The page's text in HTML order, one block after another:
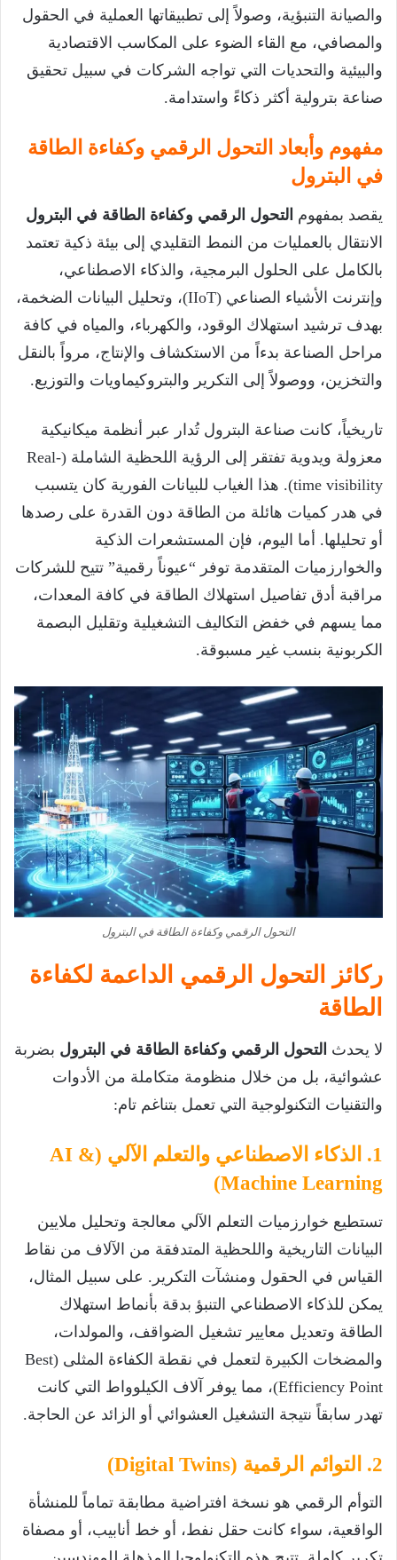
والصيانة التنبؤية، وصولاً إلى تطبيقاتها العملية في الحقول
والمصافي، مع القاء الضوء على المكاسب الاقتصادية
والبيئية والتحديات التي تواجه الشركات في سبيل تحقيق
صناعة بترولية أكثر ذكاءً واستدامة.
مفهوم وأبعاد التحول الرقمي وكفاءة الطاقة
في البترول
يقصد بمفهوم التحول الرقمي وكفاءة الطاقة في البترول
الانتقال بالعمليات من النمط التقليدي إلى بيئة ذكية تعتمد
بالكامل على الحلول البرمجية، والذكاء الاصطناعي،
وإنترنت الأشياء الصناعي (IIoT)، وتحليل البيانات الضخمة،
بهدف ترشيد استهلاك الوقود، والكهرباء، والمياه في كافة
مراحل الصناعة بدءاً من الاستكشاف والإنتاج، مرواً بالنقل
والتخزين، ووصولاً إلى التكرير والبتروكيماويات والتوزيع.
تاريخياً، كانت صناعة البترول تُدار عبر أنظمة ميكانيكية
معزولة ويدوية تفتقر إلى الرؤية اللحظية الشاملة (Real-
time visibility). هذا الغياب للبيانات الفورية كان يتسبب
في هدر كميات هائلة من الطاقة دون القدرة على رصدها
أو تحليلها. أما اليوم، فإن المستشعرات الذكية
والخوارزميات المتقدمة توفر “عيوناً رقمية” تتيح للشركات
مراقبة أدق تفاصيل استهلاك الطاقة في كافة المعدات،
مما يسهم في خفض التكاليف التشغيلية وتقليل البصمة
الكربونية بنسب غير مسبوقة.
التحول الرقمي وكفاءة الطاقة في البترول
ركائز التحول الرقمي الداعمة لكفاءة
الطاقة
لا يحدث التحول الرقمي وكفاءة الطاقة في البترول بضربة
عشوائية، بل من خلال منظومة متكاملة من الأدوات
والتقنيات التكنولوجية التي تعمل بتناغم تام:
1. الذكاء الاصطناعي والتعلم الآلي (AI &
Machine Learning)
تستطيع خوارزميات التعلم الآلي معالجة وتحليل ملايين
البيانات التاريخية واللحظية المتدفقة من الآلاف من نقاط
القياس في الحقول ومنشآت التكرير. على سبيل المثال،
يمكن للذكاء الاصطناعي التنبؤ بدقة بأنماط استهلاك
الطاقة وتعديل معايير تشغيل الضواقف، والمولدات،
والمضخات الكبيرة لتعمل في نقطة الكفاءة المثلى (Best
Efficiency Point)، مما يوفر آلاف الكيلوواط التي كانت
تهدر سابقاً نتيجة التشغيل العشوائي أو الزائد عن الحاجة.
2. التوائم الرقمية (Digital Twins)
التوأم الرقمي هو نسخة افتراضية مطابقة تماماً للمنشأة
الواقعية، سواء كانت حقل نفط، أو خط أنابيب، أو مصفاة